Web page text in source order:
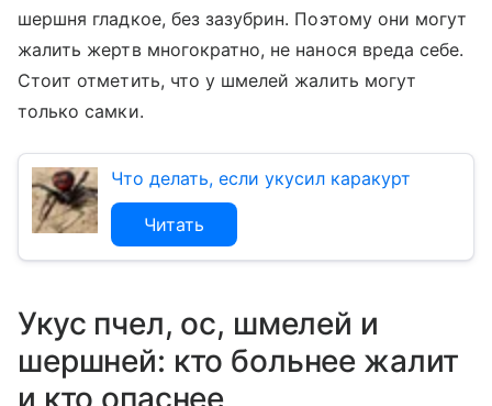
шершня гладкое, без зазубрин. Поэтому они могут
жалить жертв многократно, не нанося вреда себе.
Стоит отметить, что у шмелей жалить могут
только самки.
Что делать, если укусил каракурт
Читать
Укус пчел, ос, шмелей и
шершней: кто больнее жалит
и кто опаснее